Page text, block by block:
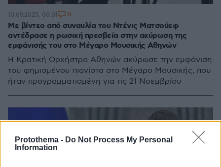
Protothema - Do Not Process My Personal
Information
Με βίντεο από συναυλία του Ντένις Ματσούεφ
αντέδρασε η ρωσική πρεσβεία στην ακύρωση της
εμφάνισής του στο Μέγαρο Μουσικής Αθηνών
Η Κρατική Ορχήστρα Αθηνών ακύρωσε την εμφάνιση
του φημισμένου πιανίστα στο Μέγαρο Μουσικής, που
ήταν προγραμματισμένη για τις 21 Νοεμβρίου
10.09.2025, 00:01 8